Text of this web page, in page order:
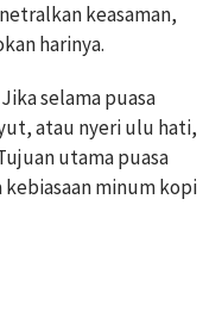
keasaman,
harinya.
selama puasa
atau nyeri ulu hati,
utama puasa
minum kopi